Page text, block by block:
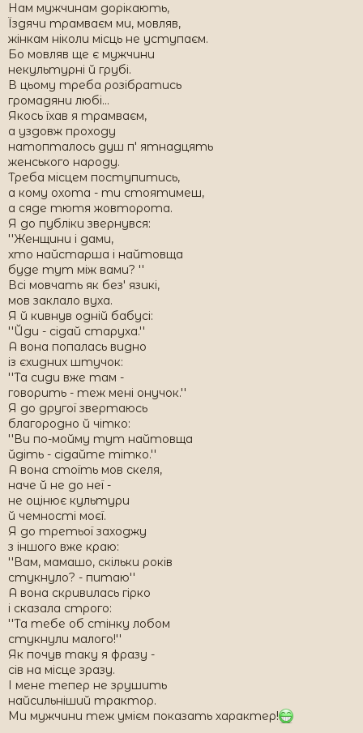
Нам мужчинам дорікають,
Їздячи трамваєм ми, мовляв,
жінкам ніколи місць не уступаєм.
Бо мовляв ще є мужчини
некультурні й грубі.
В цьому треба розібратись
громадяни любі...
Якось їхав я трамваєм,
а уздовж проходу
натопталось душ п' ятнадцять
женського народу.
Треба місцем поступитись,
а кому охота - ти стоятимеш,
а сяде тютя жовторота.
Я до публіки звернувся:
''Женщини і дами,
хто найстарша і найтовща
буде тут між вами? ''
Всі мовчать як без' язикі,
мов заклало вуха.
Я й кивнув одній бабусі:
''Йди - сідай старуха.''
А вона попалась видно
із єхидних штучок:
''Та сиди вже там -
говорить - теж мені онучок.''
Я до другої звертаюсь
благородно й чітко:
''Ви по-мойму тут найтовща
йдіть - сідайте тітко.''
А вона стоїть мов скеля,
наче й не до неї -
не оцінює культури
й чемності моєї.
Я до третьої заходжу
з іншого вже краю:
''Вам, мамашо, скільки років
стукнуло? - питаю''
А вона скривилась гірко
і сказала строго:
''Та тебе об стінку лобом
стукнули малого!''
Як почув таку я фразу -
сів на місце зразу.
І мене тепер не зрушить
найсильніший трактор.
Ми мужчини теж умієм показать характер!